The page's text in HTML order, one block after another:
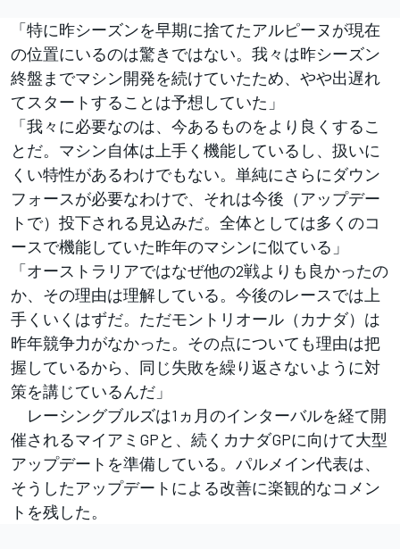
「特に昨シーズンを早期に捨てたアルピーヌが現在
の位置にいるのは驚きではない。我々は昨シーズン
終盤までマシン開発を続けていたため、やや出遅れ
てスタートすることは予想していた」
「我々に必要なのは、今あるものをより良くするこ
とだ。マシン自体は上手く機能しているし、扱いに
くい特性があるわけでもない。単純にさらにダウン
フォースが必要なわけで、それは今後（アップデー
トで）投下される見込みだ。全体としては多くのコ
ースで機能していた昨年のマシンに似ている」
「オーストラリアではなぜ他の2戦よりも良かったの
か、その理由は理解している。今後のレースでは上
手くいくはずだ。ただモントリオール（カナダ）は
昨年競争力がなかった。その点についても理由は把
握しているから、同じ失敗を繰り返さないように対
策を講じているんだ」
レーシングブルズは1ヵ月のインターバルを経て開
催されるマイアミGPと、続くカナダGPに向けて大型
アップデートを準備している。パルメイン代表は、
そうしたアップデートによる改善に楽観的なコメン
トを残した。